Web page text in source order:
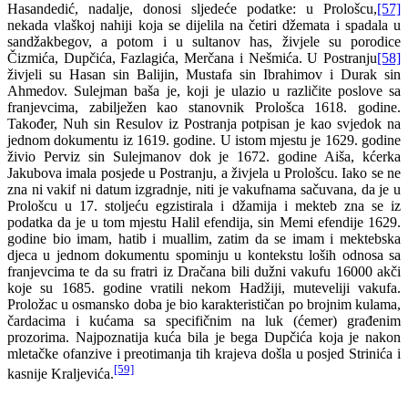
Hasandedić, nadalje, donosi sljedeće podatke: u Prološcu,[57]
nekada vlaškoj nahiji koja se dijelila na četiri džemata i spadala u
sandžakbegov, a potom i u sultanov has, živjele su porodice
Čizmića, Dupčića, Fazlagića, Merčana i Nešmića. U Postranju[58]
živjeli su Hasan sin Balijin, Mustafa sin Ibrahimov i Durak sin
Ahmedov. Sulejman baša je, koji je ulazio u različite poslove sa
franjevcima, zabilježen kao stanovnik Prološca 1618. godine.
Također, Nuh sin Resulov iz Postranja potpisan je kao svjedok na
jednom dokumentu iz 1619. godine. U istom mjestu je 1629. godine
živio Perviz sin Sulejmanov dok je 1672. godine Aiša, kćerka
Jakubova imala posjede u Postranju, a živjela u Prološcu. Iako se ne
zna ni vakif ni datum izgradnje, niti je vakufnama sačuvana, da je u
Prološcu u 17. stoljeću egzistirala i džamija i mekteb zna se iz
podatka da je u tom mjestu Halil efendija, sin Memi efendije 1629.
godine bio imam, hatib i muallim, zatim da se imam i mektebska
djeca u jednom dokumentu spominju u kontekstu loših odnosa sa
franjevcima te da su fratri iz Dračana bili dužni vakufu 16000 akči
koje su 1685. godine vratili nekom Hadžiji, muteveliji vakufa.
Proložac u osmansko doba je bio karakterističan po brojnim kulama,
čardacima i kućama sa specifičnim na luk (ćemer) građenim
prozorima. Najpoznatija kuća bila je bega Dupčića koja je nakon
mletačke ofanzive i preotimanja tih krajeva došla u posjed Strinića i
kasnije Kraljevića.[59]